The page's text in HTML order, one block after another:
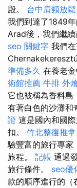
殿。 台中肩頸放鬆
我們到達了1849
Arad後，我們繼續
seo 關鍵字 我們
準備多久 在養老
術館推薦 牛排 外
它也被稱為香料島
有著白色的沙灘和
證 這是國內和國
扣。 竹北整復推拿
驗豐富的旅行專家
旅程。 記帳 通過
旅行條件。 seo優
款的順序進行的（